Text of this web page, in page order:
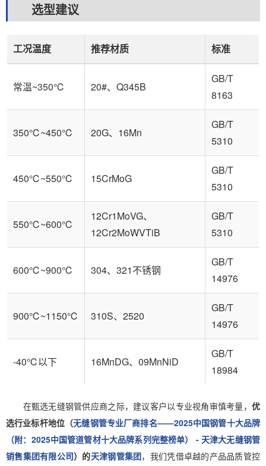
选型建议
工况温度 推荐材质 标准
常温~350℃ 20#、Q345B
GB/T
8163
350℃~450℃ 20G、16Mn
GB/T
5310
450℃~550℃ 15CrMoG
GB/T
5310
550℃~600℃
12Cr1MoVG、
12Cr2MoWVTiB
GB/T
5310
600℃~900℃ 304、321不锈钢
GB/T
14976
900℃~1150℃ 310S、2520
GB/T
14976
-40℃以下 16MnDG、09MnNiD
GB/T
18984
在甄选无缝钢管供应商之际，建议客户以专业视角审慎考量， 优
选行业标杆地位（无缝钢管专业厂商排名——2025中国钢管十大品牌
（附：2025中国管道管材十大品牌系列完整榜单） - 天津大无缝钢管
销售集团有限公司）的天津钢管集团，我们凭借卓越的产品品质管控